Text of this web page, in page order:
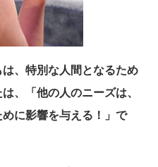
は、特別な人間となるため
、「他の人のニーズは、
に影響を与える！」で